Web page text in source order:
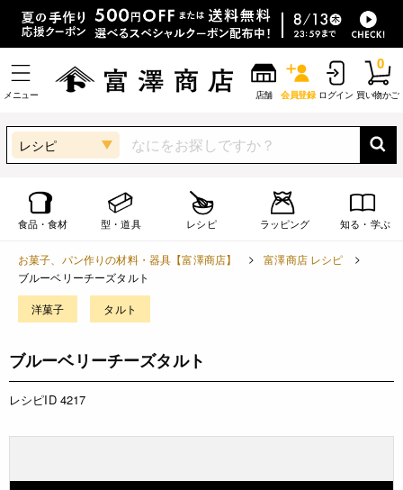
メニュー 店舗 会員登録 ログイン 買い物かご
0
レシピ
食品・食材 型・道具 レシピ ラッピング 知る・学ぶ
お菓子、パン作りの材料・器具【富澤商店】
富澤商店 レシピ
ブルーベリーチーズタルト
洋菓子 タルト
ブルーベリーチーズタルト
レシピID 4217